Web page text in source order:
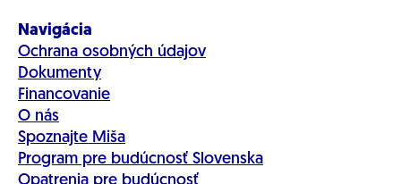
Navigácia
Ochrana osobných údajov
Dokumenty
Financovanie
O nás
Spoznajte Miša
Program pre budúcnosť Slovenska
Opatrenia pre budúcnosť